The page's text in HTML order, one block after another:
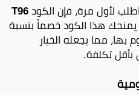
لأول مرة، فإن الكودT96
هذا الكود خصماً بنسبة
بها، مما يجعله الخيار
بأقل تكلفة.